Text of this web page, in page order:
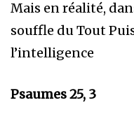
Mais en réalité,
souffle du Tout
l’intelligence
Psaumes 25, 3